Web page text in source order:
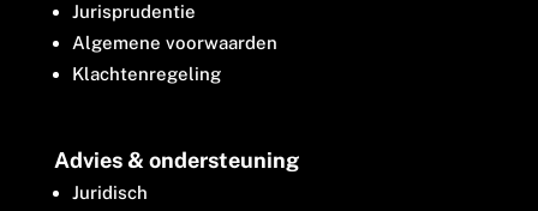
Jurisprudentie
Algemene voorwaarden
Klachtenregeling
Advies & ondersteuning
Juridisch